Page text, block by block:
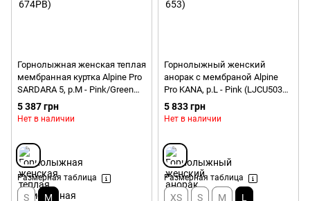
Горнолыжная женская теплая
мембранная куртка Alpine Pro
SARDARA 5, р.M - Pink/Green
(LJCU472 558)
5 387 грн
Нет в наличии
Размерная таблица
S M
Горнолыжный женский
анорак с мембраной Alpine
Pro KANA, р.L - Pink (LJCU503
413)
5 833 грн
Нет в наличии
Размерная таблица
XS S M L